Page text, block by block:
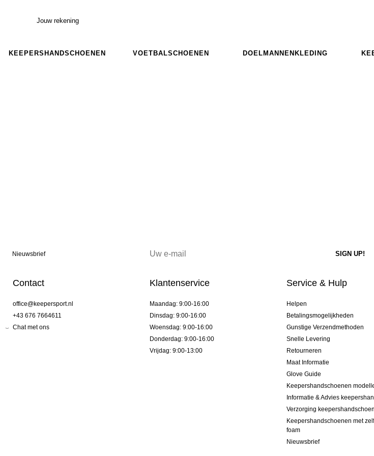
Jouw rekening
KEEPERSHANDSCHOENEN VOETBALSCHOENEN DOELMANNENKLEDING
Nieuwsbrief
Contact
office@keepersport.nl
+43 676 7664611
Chat met ons
Klantenservice
Maandag: 9:00-16:00
Dinsdag: 9:00-16:00
Woensdag: 9:00-16:00
Donderdag: 9:00-16:00
Vrijdag: 9:00-13:00
Service & Hulp
Helpen
Betalingsmogelijkheden
Gunstige Verzendmethoden
Snelle Levering
Retourneren
Maat Informatie
Glove Guide
Keepershandschoenen
Informatie & Advies
Verzorging
Keepershandschoenen met
foam
Nieuwsbrief